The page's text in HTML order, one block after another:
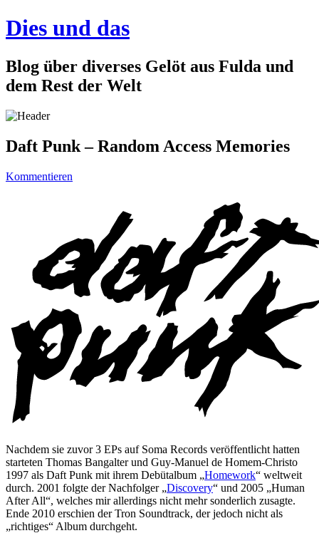
Dies und das
Blog über diverses Gelöt aus Fulda und
dem Rest der Welt
Daft Punk – Random Access Memories
Kommentieren
Nachdem sie zuvor 3 EPs auf Soma Records veröffentlicht hatten
starteten Thomas Bangalter und Guy-Manuel de Homem-Christo
1997 als Daft Punk mit ihrem Debütalbum „Homework“ weltweit
durch. 2001 folgte der Nachfolger „Discovery“ und 2005 „Human
After All“, welches mir allerdings nicht mehr sonderlich zusagte.
Ende 2010 erschien der Tron Soundtrack, der jedoch nicht als
„richtiges“ Album durchgeht.